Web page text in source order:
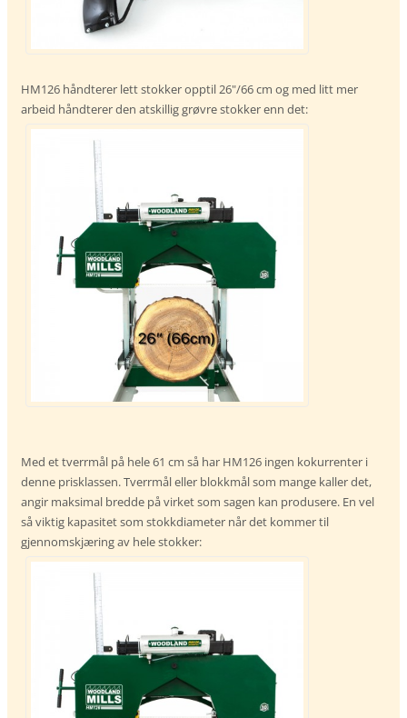
HM126 håndterer lett stokker opptil 26"/66 cm og med litt mer
arbeid håndterer den atskillig grøvre stokker enn det:
Med et tverrmål på hele 61 cm så har HM126 ingen kokurrenter i
denne prisklassen. Tverrmål eller blokkmål som mange kaller det,
angir maksimal bredde på virket som sagen kan produsere. En vel
så viktig kapasitet som stokkdiameter når det kommer til
gjennomskjæring av hele stokker: